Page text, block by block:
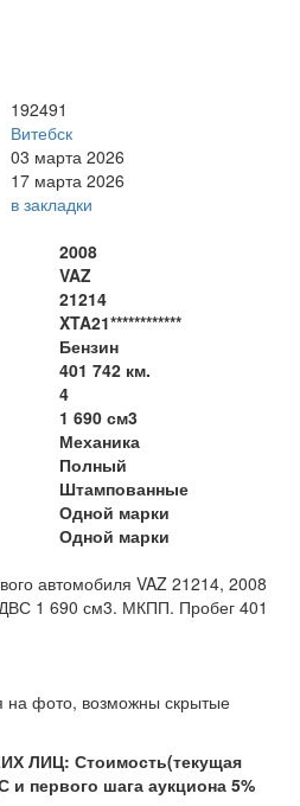
192491
Витебск
03 марта 2026
17 марта 2026
в закладки
2008
VAZ
21214
XTA21************
Бензин
401 742 км.
4
1 690 см3
Механика
Полный
Штампованные
Одной марки
Одной марки
автомобиля VAZ 21214, 2008
1 690 см3. МКПП. Пробег 401
на фото, возможны скрытые
ЛИЦ: Стоимость(текущая
и первого шага аукциона 5%